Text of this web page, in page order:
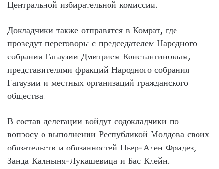
Центральной избирательной комиссии.
Докладчики также отправятся в Комрат, где
проведут переговоры с председателем Народного
собрания Гагаузии Дмитрием Константиновым,
представителями фракций Народного собрания
Гагаузии и местных организаций гражданского
общества.
В состав делегации войдут содокладчики по
вопросу о выполнении Республикой Молдова своих
обязательств и обязанностей Пьер-Ален Фридез,
Занда Калныня-Лукашевица и Бас Клейн.